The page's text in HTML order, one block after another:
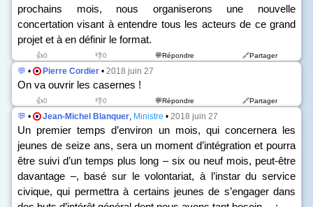
prochains mois, nous organiserons une nouvelle
concertation visant à entendre tous les acteurs de ce grand
projet et à en définir le format.
👍0 👎0 💬Répondre 🔗Partager
💬 • Pierre Cordier • 2018 juin 27
On va ouvrir les casernes !
👍0 👎0 💬Répondre 🔗Partager
💬 • Jean-Michel Blanquer, Ministre • 2018 juin 27
Un premier temps d’environ un mois, qui concernera les
jeunes de seize ans, sera un moment d’intégration et pourra
être suivi d’un temps plus long – six ou neuf mois, peut-être
davantage –, basé sur le volontariat, à l’instar du service
civique, qui permettra à certains jeunes de s’engager dans